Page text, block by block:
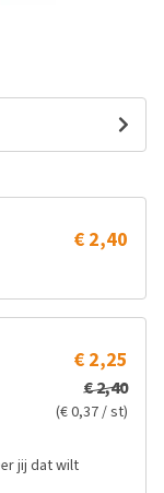
€ 2,40
€ 2,25
€ 2,40
(€ 0,37 / st)
jij dat wilt